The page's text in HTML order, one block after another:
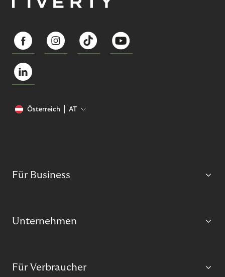
Österreich AT
Für Business
Unternehmen
Für Verbraucher